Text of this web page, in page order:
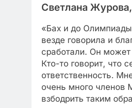
Светлана
«Бах и до
везде говорила и
сработали. Он
Кто-то говорит, что
ответственность.
очень много
взбодрить таким